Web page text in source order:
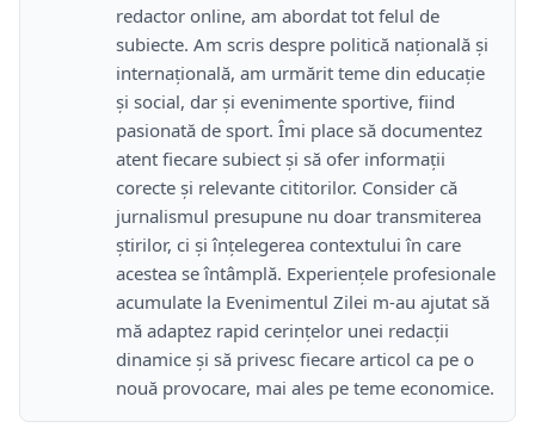
redactor online, am abordat tot felul de
subiecte. Am scris despre politică națională și
internațională, am urmărit teme din educație
și social, dar și evenimente sportive, fiind
pasionată de sport. Îmi place să documentez
atent fiecare subiect și să ofer informații
corecte și relevante cititorilor. Consider că
jurnalismul presupune nu doar transmiterea
știrilor, ci și înțelegerea contextului în care
acestea se întâmplă. Experiențele profesionale
acumulate la Evenimentul Zilei m-au ajutat să
mă adaptez rapid cerințelor unei redacții
dinamice și să privesc fiecare articol ca pe o
nouă provocare, mai ales pe teme economice.